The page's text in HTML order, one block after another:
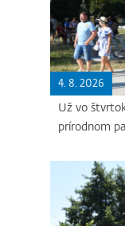
4. 8. 2026
Už vo
prírodnom